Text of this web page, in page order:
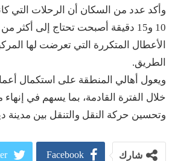
وأكد عدد من السكان أن الرحلات التي
الأعطال المتكررة التي تعرضت لها
الطريق.
ويعول أهالي المنطقة على استكمال
خلال الفترة القادمة، بما يسهم في إنهاء
وتحسين حركة النقل والتنقل بين
شارك Facebook